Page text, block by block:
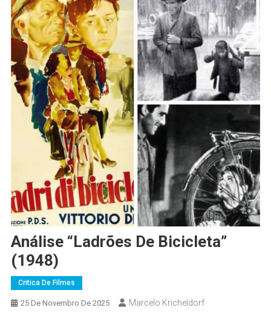
Análise “Ladrões De Bicicleta”
(1948)
Critica De Filmes
25 De Novembro De 2025 Marcelo Kricheldorf